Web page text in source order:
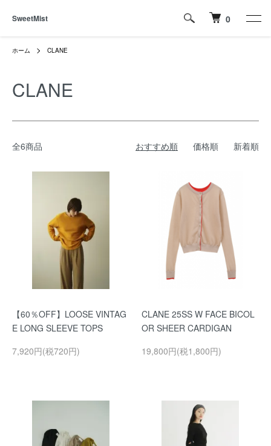
SweetMist 0
ホーム CLANE
CLANE
全6商品 おすすめ順 価格順 新着順
【60％OFF】LOOSE VINTAG
E LONG SLEEVE TOPS
7,920円(税720円)
CLANE 25SS W FACE BICOL
OR SHEER CARDIGAN
19,800円(税1,800円)